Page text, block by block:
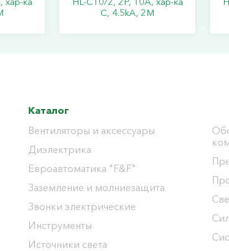
C, 4.5kA, 2M
Каталог
Вентиляторы и аксессуары
Диэлектрика
Евроавтоматика "F&F"
Заземление и молниезащита
Звонки электрические
Инструменты
Источники света